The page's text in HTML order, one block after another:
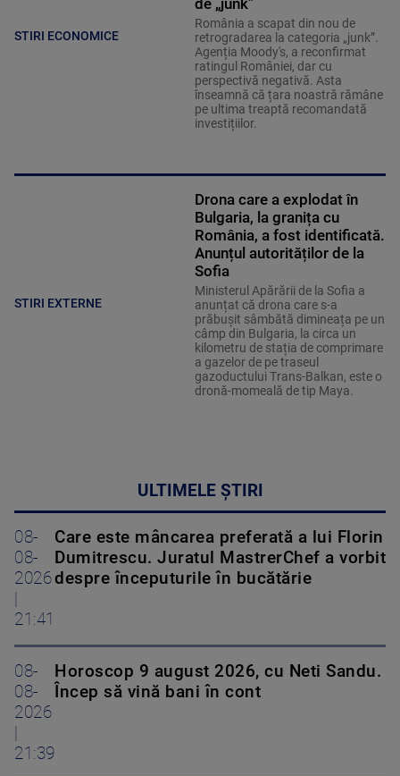
STIRI ECONOMICE
de „junk”
România a scapat din nou de
retrogradarea la categoria „junk”.
Agenția Moody's, a reconfirmat
ratingul României, dar cu
perspectivă negativă. Asta
înseamnă că țara noastră rămâne
pe ultima treaptă recomandată
investițiilor.
STIRI EXTERNE
Drona care a explodat în
Bulgaria, la granița cu
România, a fost identificată.
Anunțul autorităților de la
Sofia
Ministerul Apărării de la Sofia a
anunțat că drona care s-a
prăbușit sâmbătă dimineața pe un
câmp din Bulgaria, la circa un
kilometru de stația de comprimare
a gazelor de pe traseul
gazoductului Trans-Balkan, este o
dronă-momeală de tip Maya.
ULTIMELE ȘTIRI
08-
08-
2026
21:41
Care este mâncarea preferată a lui Florin
Dumitrescu. Juratul MastrerChef a vorbit
despre începuturile în bucătărie
08-
08-
2026
21:39
Horoscop 9 august 2026, cu Neti Sandu.
Încep să vină bani în cont